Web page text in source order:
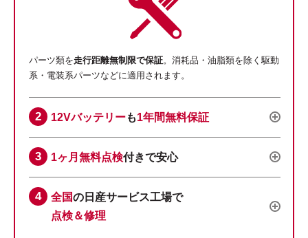
パーツ類を走行距離無制限で保証。消耗品・油脂類を除く駆動
系・電装系パーツなどに適用されます。
12Vバッテリーも1年間無料保証
1ヶ月無料点検付きで安心
全国の日産サービス工場で
点検＆修理